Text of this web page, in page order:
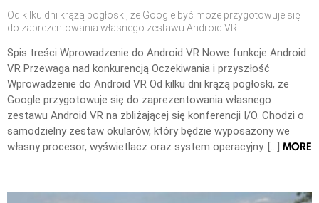
Od kilku dni krążą pogłoski, że Google być może przygotowuje się
do zaprezentowania własnego zestawu Android VR
Spis treści Wprowadzenie do Android VR Nowe funkcje Android
VR Przewaga nad konkurencją Oczekiwania i przyszłość
Wprowadzenie do Android VR Od kilku dni krążą pogłoski, że
Google przygotowuje się do zaprezentowania własnego
zestawu Android VR na zbliżającej się konferencji I/O. Chodzi o
samodzielny zestaw okularów, który będzie wyposażony we
własny procesor, wyświetlacz oraz system operacyjny. […] MORE